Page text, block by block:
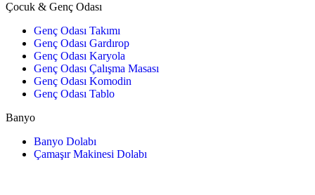
Çocuk & Genç Odası
Genç Odası Takımı
Genç Odası Gardırop
Genç Odası Karyola
Genç Odası Çalışma Masası
Genç Odası Komodin
Genç Odası Tablo
Banyo
Banyo Dolabı
Çamaşır Makinesi Dolabı